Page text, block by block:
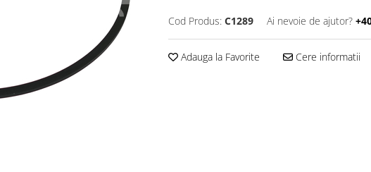
Cod Produs: C1289 Ai nevoie de ajutor?
Adauga la Favorite Cere informatii